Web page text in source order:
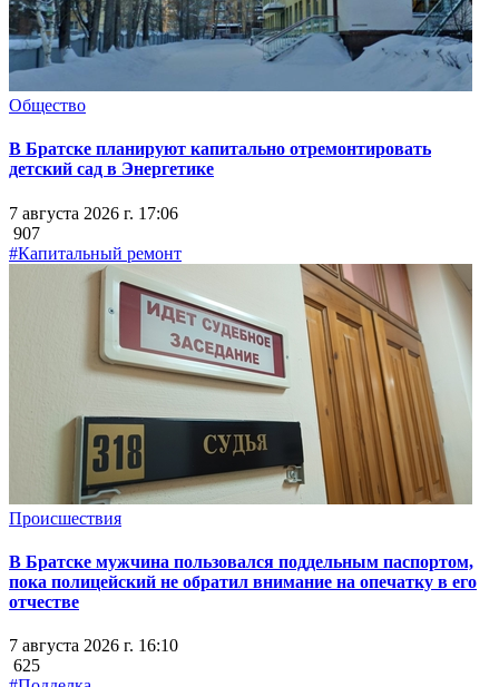
Общество
В Братске планируют капитально отремонтировать
детский сад в Энергетике
7 августа 2026 г. 17:06
907
#Капитальный ремонт
Происшествия
В Братске мужчина пользовался поддельным паспортом,
пока полицейский не обратил внимание на опечатку в его
отчестве
7 августа 2026 г. 16:10
625